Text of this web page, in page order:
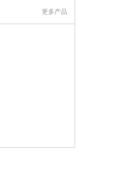
更多产品